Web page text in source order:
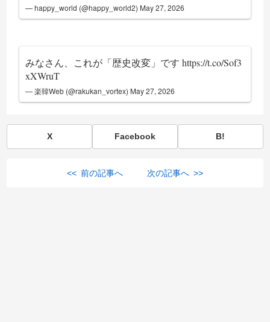
— happy_world (@happy_world2) May 27, 2026
みなさん、これが「歴史改変」ですhttps://t.co/Sof3
xXWruT
— 楽韓Web (@rakukan_vortex) May 27, 2026
X Facebook B!
<< 前の記事へ 次の記事へ >>